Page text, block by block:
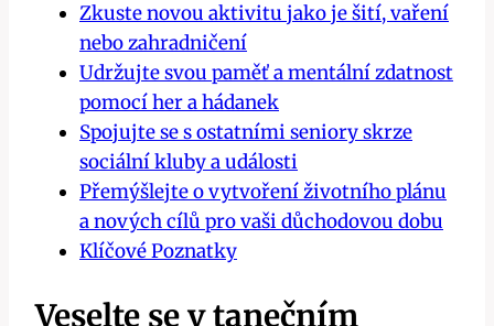
Zkuste novou aktivitu jako je šití, vaření
nebo zahradničení
Udržujte svou paměť a mentální zdatnost
pomocí her a hádanek
Spojujte se s ostatními seniory skrze
sociální kluby a události
Přemýšlejte o vytvoření životního plánu
a nových cílů pro vaši důchodovou dobu
Klíčové Poznatky
Veselte se v tanečním